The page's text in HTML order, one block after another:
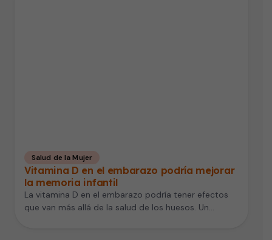
Salud de la Mujer
Vitamina D en el embarazo podría mejorar
la memoria infantil
La vitamina D en el embarazo podría tener efectos
que van más allá de la salud de los huesos. Un…